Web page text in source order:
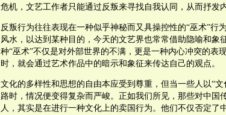
危机，文艺工作者只能通过反叛来寻找自我认同，从而抒发
反叛行为往往表现在一种似乎神秘而又具操控性的“巫术”行
风水，以达到某种目的，今天的文艺界也常常借助隐喻和象
种“巫术”不仅是对外部世界的不满，更是一种内心冲突的表
时，就会通过艺术作品中的暗示和象征来传达自己的观点。
文化的多样性和思想的自由本应受到尊重，但当一些人以“
路时，情况便变得复杂而严峻。正如我们所见，那些对中国
人，其实是在进行一种文化上的卖国行为。他们不仅否定了